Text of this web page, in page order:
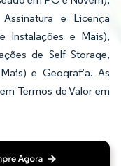
e Licença
Instalações e Mais),
de Self Storage,
e Geografia. As
Termos de Valor em